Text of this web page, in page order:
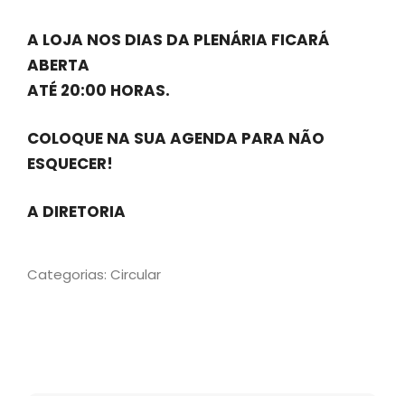
A LOJA NOS DIAS DA PLENÁRIA FICARÁ
ABERTA
ATÉ 20:00 HORAS.
COLOQUE NA SUA AGENDA PARA NÃO
ESQUECER!
A DIRETORIA
Categorias: Circular